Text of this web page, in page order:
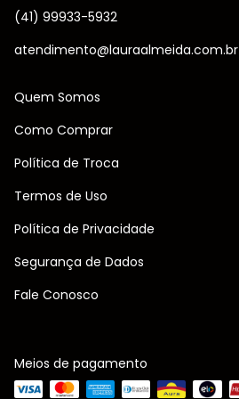
(41) 99933-5932
atendimento@lauraalmeida.com.br
Quem Somos
Como Comprar
Política de Troca
Termos de Uso
Política de Privacidade
Segurança de Dados
Fale Conosco
Meios de pagamento